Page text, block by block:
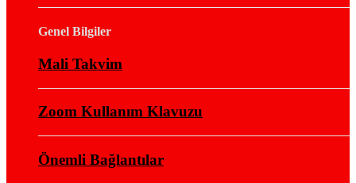
Genel Bilgiler
Mali Takvim
Zoom Kullanım Klavuzu
Önemli Bağlantılar